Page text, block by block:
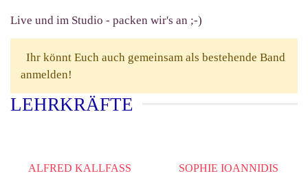
Live und im Studio - packen wir's an ;-)
Ihr könnt Euch auch gemeinsam als bestehende Band
anmelden!
LEHRKRÄFTE
ALFRED KALLFASS SOPHIE IOANNIDIS